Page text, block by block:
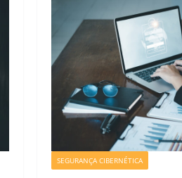
SEGURANÇA CIBERNÉTICA